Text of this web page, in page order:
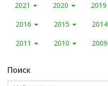
2021 2020 2019
2016 2015 2014
2011 2010 2009
Поиск